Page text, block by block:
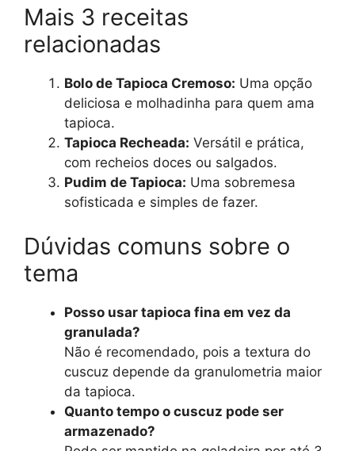
Mais 3 receitas
relacionadas
Bolo de Tapioca Cremoso: Uma opção
deliciosa e molhadinha para quem ama
tapioca.
Tapioca Recheada: Versátil e prática,
com recheios doces ou salgados.
Pudim de Tapioca: Uma sobremesa
sofisticada e simples de fazer.
Dúvidas comuns sobre o
tema
Posso usar tapioca fina em vez da
granulada?
Não é recomendado, pois a textura do
cuscuz depende da granulometria maior
da tapioca.
Quanto tempo o cuscuz pode ser
armazenado?